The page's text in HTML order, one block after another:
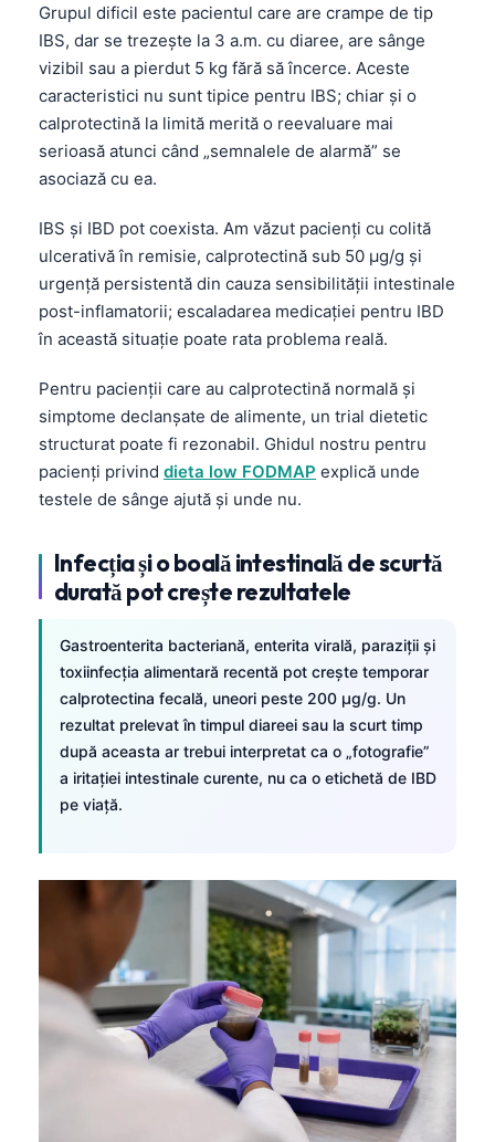
Grupul dificil este pacientul care are crampe de tip
IBS, dar se trezește la 3 a.m. cu diaree, are sânge
vizibil sau a pierdut 5 kg fără să încerce. Aceste
caracteristici nu sunt tipice pentru IBS; chiar și o
calprotectină la limită merită o reevaluare mai
serioasă atunci când „semnalele de alarmă” se
asociază cu ea.
IBS și IBD pot coexista. Am văzut pacienți cu colită
ulcerativă în remisie, calprotectină sub 50 µg/g și
urgență persistentă din cauza sensibilității intestinale
post-inflamatorii; escaladarea medicației pentru IBD
în această situație poate rata problema reală.
Pentru pacienții care au calprotectină normală și
simptome declanșate de alimente, un trial dietetic
structurat poate fi rezonabil. Ghidul nostru pentru
pacienți privind dieta low FODMAP explică unde
testele de sânge ajută și unde nu.
Infecția și o boală intestinală de scurtă
durată pot crește rezultatele
Gastroenterita bacteriană, enterita virală, paraziții și
toxiinfecția alimentară recentă pot crește temporar
calprotectina fecală, uneori peste 200 µg/g. Un
rezultat prelevat în timpul diareei sau la scurt timp
după aceasta ar trebui interpretat ca o „fotografie”
a iritației intestinale curente, nu ca o etichetă de IBD
pe viață.